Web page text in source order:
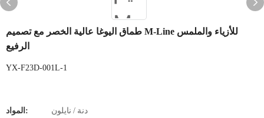
طماق اليوغا عالية الخصر مع تصميم M-Line للأزياء والملمس
الرفيع
YX-F23D-001L-1
المواد: دنة / نايلون